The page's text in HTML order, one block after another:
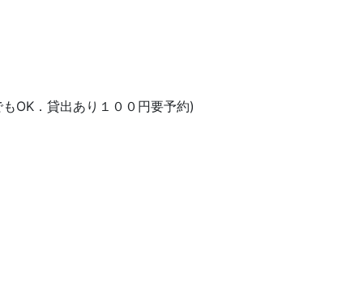
OK．貸出あり１００円要予約)